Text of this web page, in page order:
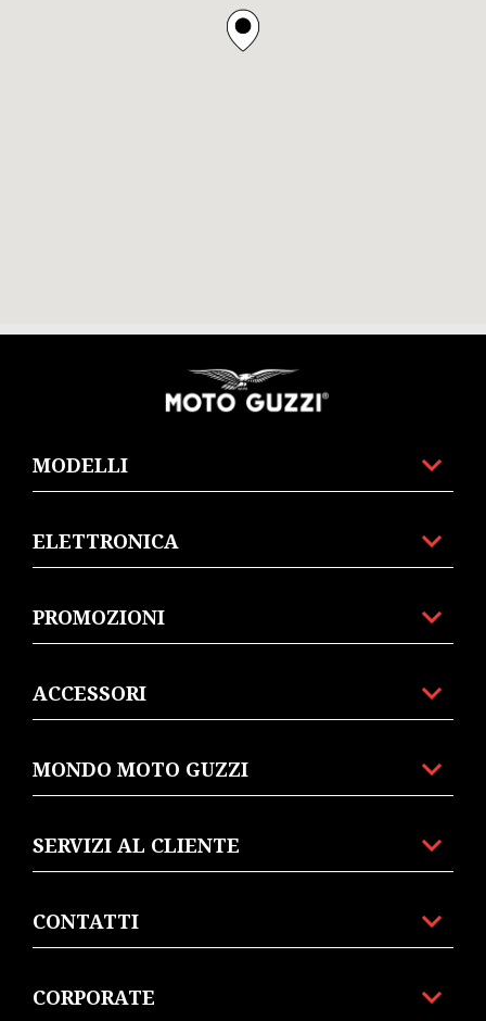
MODELLI
ELETTRONICA
PROMOZIONI
ACCESSORI
MONDO MOTO GUZZI
SERVIZI AL CLIENTE
CONTATTI
CORPORATE